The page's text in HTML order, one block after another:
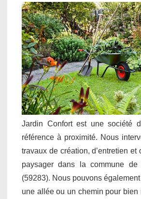
Jardin Confort est une société
référence à proximité. Nous
travaux de création, d’entretien et
paysager dans la commune de
(59283). Nous pouvons
une allée ou un chemin pour bien